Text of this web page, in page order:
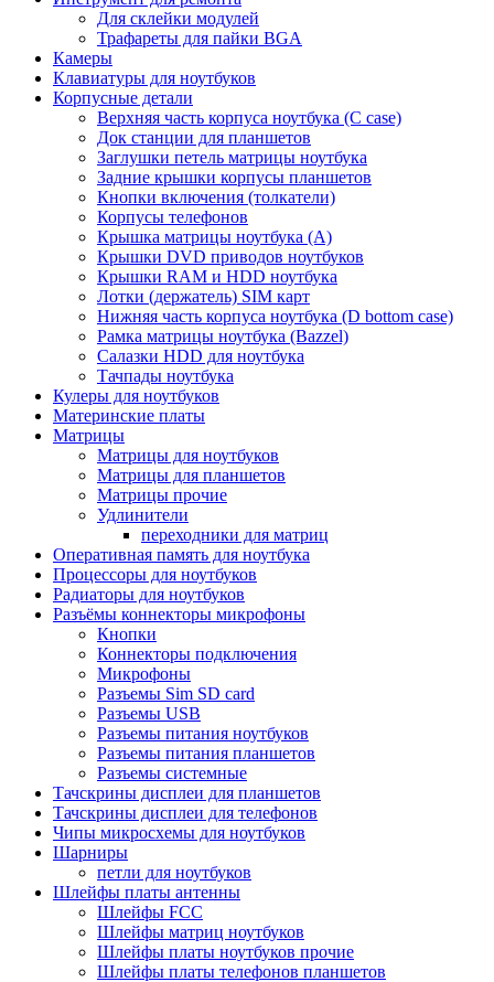
Для склейки модулей
Трафареты для пайки BGA
Камеры
Клавиатуры для ноутбуков
Корпусные детали
Верхняя часть корпуса ноутбука (С case)
Док станции для планшетов
Заглушки петель матрицы ноутбука
Задние крышки корпусы планшетов
Кнопки включения (толкатели)
Корпусы телефонов
Крышка матрицы ноутбука (A)
Крышки DVD приводов ноутбуков
Крышки RAM и HDD ноутбука
Лотки (держатель) SIM карт
Нижняя часть корпуса ноутбука (D bottom case)
Рамка матрицы ноутбука (Bazzel)
Салазки HDD для ноутбука
Тачпады ноутбука
Кулеры для ноутбуков
Материнские платы
Матрицы
Матрицы для ноутбуков
Матрицы для планшетов
Матрицы прочие
Удлинители
переходники для матриц
Оперативная память для ноутбука
Процессоры для ноутбуков
Радиаторы для ноутбуков
Разъёмы коннекторы микрофоны
Кнопки
Коннекторы подключения
Микрофоны
Разъемы Sim SD card
Разъемы USB
Разъемы питания ноутбуков
Разъемы питания планшетов
Разъемы системные
Тачскрины дисплеи для планшетов
Тачскрины дисплеи для телефонов
Чипы микросхемы для ноутбуков
Шарниры
петли для ноутбуков
Шлейфы платы антенны
Шлейфы FCC
Шлейфы матриц ноутбуков
Шлейфы платы ноутбуков прочие
Шлейфы платы телефонов планшетов